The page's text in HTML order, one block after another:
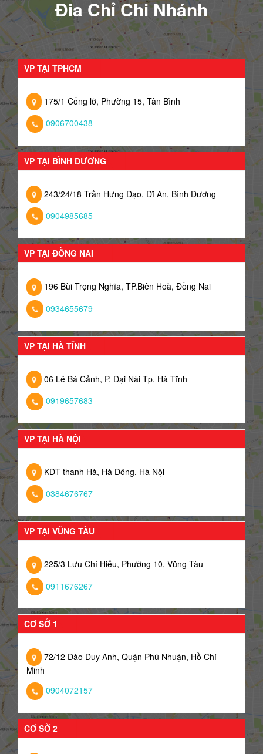
Đia Chỉ Chi Nhánh
VP TẠI TPHCM
175/1 Cống lỡ, Phường 15, Tân Bình
0906700438
VP TẠI BÌNH DƯƠNG
243/24/18 Trần Hưng Đạo, Dĩ An, Bình Dương
0904985685
VP TẠI ĐỒNG NAI
196 Bùi Trọng Nghĩa, TP.Biên Hoà, Đồng Nai
0934655679
VP TẠI HÀ TĨNH
06 Lê Bá Cảnh, P. Đại Nài Tp. Hà Tĩnh
0919657683
VP TẠI HÀ NỘI
KĐT thanh Hà, Hà Đông, Hà Nội
0384676767
VP TẠI VŨNG TÀU
225/3 Lưu Chí Hiếu, Phường 10, Vũng Tàu
0911676267
CƠ SỞ 1
72/12 Đào Duy Anh, Quận Phú Nhuận, Hồ Chí
Minh
0904072157
CƠ SỞ 2